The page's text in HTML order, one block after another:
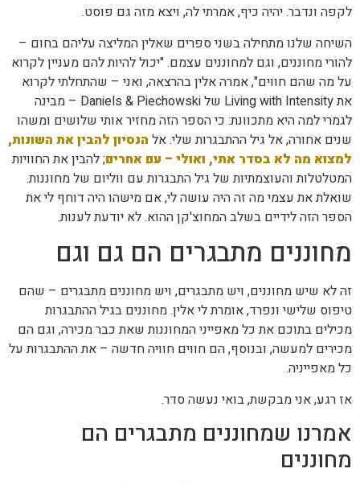
לקפה ונדבר. יהיה כיף, אמרתי לה, ויצא מזה גם פוסט.
השיחה שלנו מתחילה בשני ספרים שאלין המליצה עליהם בחום –
להורי מחוננים, וגם למחוננים עצמם. "יכול להיות להם מעניין לקרוא
על מה שהם חווים", אמרה אלין בהרצאה, ואני – שהתחלתי לקרוא
את Living with Intensity של Daniels & Piechowski – מבינה
לגמרי למה היא מתכוונת: כי הספר הזה מחזיר אותי שלושים ומשהו
שנים אחורה, אל גיל ההתבגרות שלי. אל הנסיון להבין את השונות,
למצוא מה לא בסדר אתי, ואולי – עם אחרים; להבין את החוויות
המטלטלות והעוצמתיות של גיל התבגרות עם ווליום של מחוננות.
שואלת את עצמי מה זה היה עושה לי, אם מישהו היה דוחף לי את
הספר הזה לידיים בשלב המחוצ'קן ההוא. לא יודעת לענות.
מחוננים מתבגרים הם גם וגם
זה לא שיש מחוננים, ויש מתבגרים, ויש מחוננים מתבגרים – שהם
טיפוס שלישי ונפרד, אומרת לי אלין. מחוננים בגיל ההתבגרות
מכילים בתוכם את כל מאפייני המחוננות שאת כבר מכירה, וגם הם
מכירים למעשה, ובנוסף, הם חווים חוויה חדשה – את ההתבגרות על
כל מאפייניה.
אז רגע, אני מבקשת, בואי נעשה סדר.
אמרנו שמחוננים מתבגרים הם
מחוננים